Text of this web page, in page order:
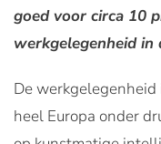
goed voor circa 10
werkgelegenheid in
De
heel Europa onder